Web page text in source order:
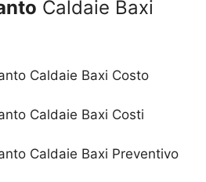
Caldaie Baxi
Caldaie Baxi Costo
Caldaie Baxi Costi
Caldaie Baxi Preventivo